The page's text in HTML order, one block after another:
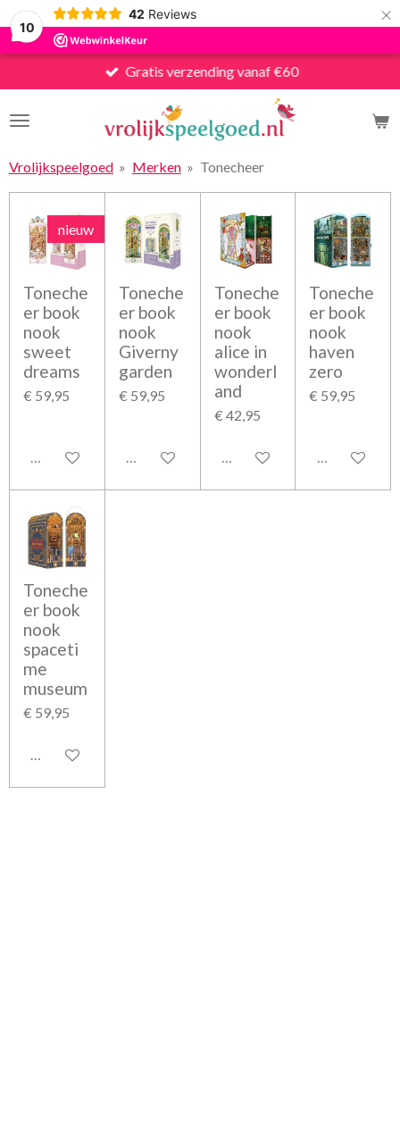
10
42 Reviews ×
Gratis verzending vanaf €60
Vrolijkspeelgoed » Merken » Tonecheer
nieuw
Toneche
er book
nook
sweet
dreams
€ 59,95
In winkelwagen
Toneche
er book
nook
Giverny
garden
€ 59,95
In winkelwagen
Toneche
er book
nook
alice in
wonderl
and
€ 42,95
In winkelwagen
Toneche
er book
nook
haven
zero
€ 59,95
In
Toneche
er book
nook
spaceti
me
museum
€ 59,95
In winkelwagen